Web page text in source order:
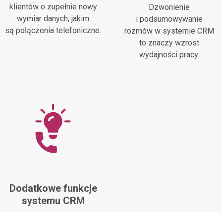
klientów o zupełnie nowy
wymiar danych, jakim
są połączenia telefoniczne.
Dzwonienie
i podsumowywanie
rozmów w systemie CRM
to znaczy wzrost
wydajności pracy.
Dodatkowe funkcje
systemu CRM